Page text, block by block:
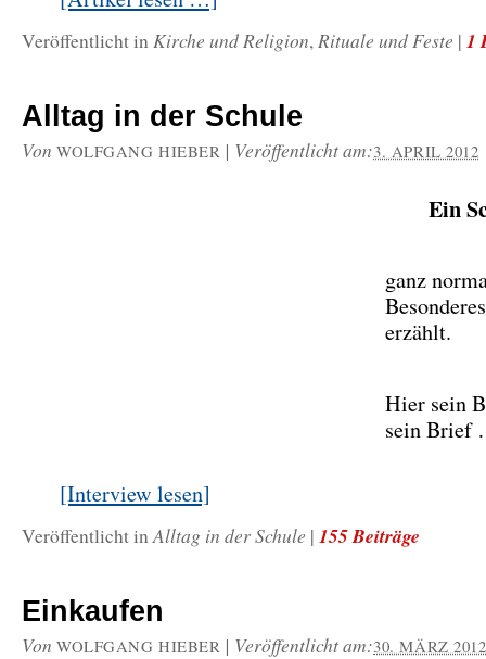
Veröffentlicht in Kirche und Religion, Rituale und Feste | 1
Alltag in der Schule
Von WOLFGANG HIEBER | Veröffentlicht am:3. APRIL 2012
Ein
ganz
erzählt.
Hier sein
sein
[Interview lesen]
Veröffentlicht inAlltag in der Schule | 155 Beiträge
Einkaufen
Von WOLFGANG HIEBER | Veröffentlicht am:30. MÄRZ 2012